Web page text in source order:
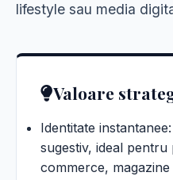
lifestyle sau media
Valoare
Identitate
sugestiv, ideal
commerce,